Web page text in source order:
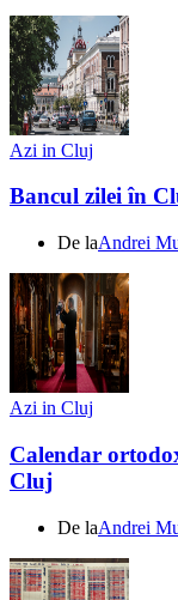
Azi in Cluj
Bancul zilei în
De laAndrei
Azi in Cluj
Calendar
Cluj
De laAndrei